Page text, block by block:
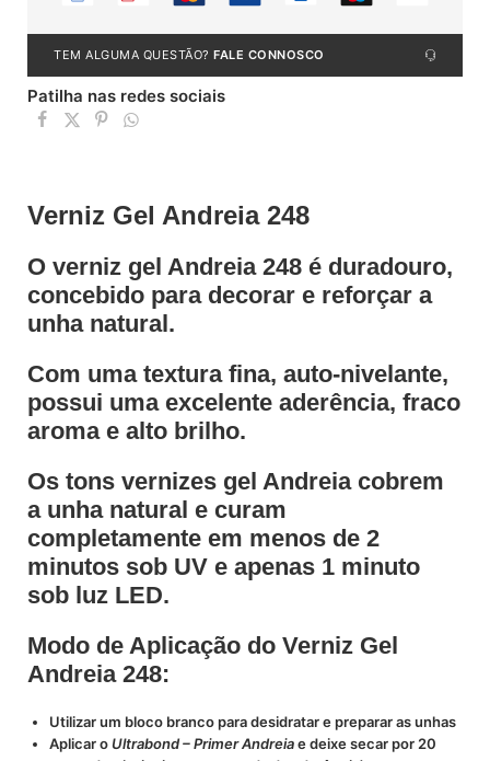
TEM ALGUMA QUESTÃO? FALE CONNOSCO
Patilha nas redes sociais
Verniz Gel Andreia 248
O verniz gel Andreia 248 é duradouro,
concebido para decorar e reforçar a
unha natural.
Com uma textura fina, auto-nivelante,
possui uma excelente aderência, fraco
aroma e alto brilho.
Os tons vernizes gel Andreia cobrem
a unha natural e curam
completamente em menos de 2
minutos sob UV e apenas 1 minuto
sob luz LED.
Modo de Aplicação do Verniz Gel
Andreia 248:
Utilizar um bloco branco para desidratar e preparar as unhas
Aplicar o Ultrabond – Primer Andreiae deixe secar por 20